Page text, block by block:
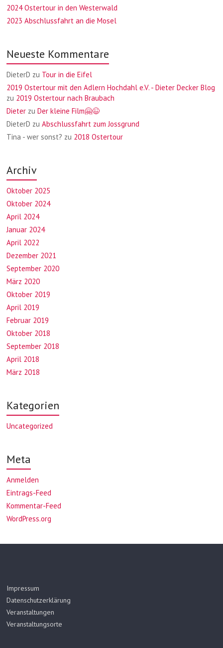
2024 Ostertour in den Westerwald
2023 Abschlussfahrt an die Mosel
Neueste Kommentare
DieterD zu Tour in die Eifel
2019 Ostertour mit den Adlern Hochdahl e.V. - Dieter Decker Blog
zu 2019 Ostertour nach Braubach
Dieter zuDer kleine Film🤗😉
DieterD zuAbschlussfahrt zum Jossgrund
Tina - wer sonst? zu 2018 Ostertour
Archiv
Oktober 2025
Oktober 2024
April 2024
Januar 2024
April 2022
Dezember 2021
September 2020
März 2020
Oktober 2019
April 2019
Februar 2019
Oktober 2018
September 2018
April 2018
März 2018
Kategorien
Uncategorized
Meta
Anmelden
Eintrags-Feed
Kommentar-Feed
WordPress.org
Impressum
Datenschutzerklärung
Veranstaltungen
Veranstaltungsorte